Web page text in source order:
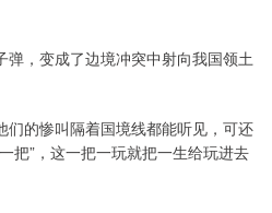
，变成了边境冲突中射向我国领土
们的惨叫隔着国境线都能听见，可还
把”，这一把一玩就把一生给玩进去